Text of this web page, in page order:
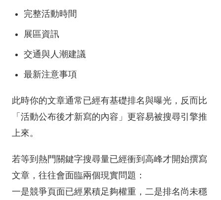
完整活動時間
展區資訊
交通與人潮建議
最新注意事項
此時你的文章通常已經有基礎排名與曝光，反而比
「活動公布後才新寫的內容」更容易被搜尋引擎推
上來。
若等到熱門關鍵字搜尋量已經衝到高峰才開始撰寫
文章，往往會面臨兩個現實問題：
一是競爭頁面已經累積足夠權重，二是排名尚未穩